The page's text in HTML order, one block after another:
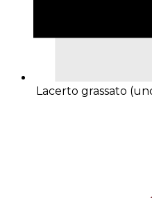
Lacerto grassato